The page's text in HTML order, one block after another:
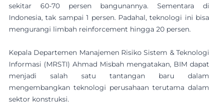
sekitar 60-70 persen bangunannya. Sementara di
Indonesia, tak sampai 1 persen. Padahal, teknologi ini bisa
mengurangi limbah reinforcement hingga 20 persen.
Kepala Departemen Manajemen Risiko Sistem & Teknologi
Informasi (MRSTI) Ahmad Misbah mengatakan, BIM dapat
menjadi salah satu tantangan baru dalam
mengembangkan teknologi perusahaan terutama dalam
sektor konstruksi.